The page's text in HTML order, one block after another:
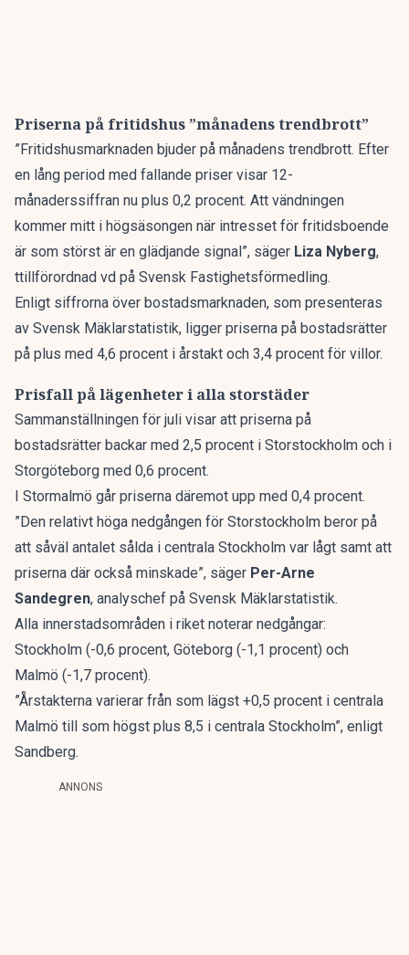
Priserna på fritidshus ”månadens trendbrott”
”Fritidshusmarknaden bjuder på månadens trendbrott. Efter
en lång period med fallande priser visar 12-
månaderssiffran nu plus 0,2 procent. Att vändningen
kommer mitt i högsäsongen när intresset för fritidsboende
är som störst är en glädjande signal”, säger Liza Nyberg,
ttillförordnad vd på Svensk Fastighetsförmedling.
Enligt siffrorna över bostadsmarknaden, som presenteras
av Svensk Mäklarstatistik, ligger priserna på bostadsrätter
på plus med 4,6 procent i årstakt och 3,4 procent för villor.
Prisfall på lägenheter i alla storstäder
Sammanställningen för juli visar att priserna på
bostadsrätter backar med 2,5 procent i Storstockholm och i
Storgöteborg med 0,6 procent.
I Stormalmö går priserna däremot upp med 0,4 procent.
”Den relativt höga nedgången för Storstockholm beror på
att såväl antalet sålda i centrala Stockholm var lågt samt att
priserna där också minskade”, säger Per-Arne
Sandegren, analyschef på Svensk Mäklarstatistik.
Alla innerstadsområden i riket noterar nedgångar:
Stockholm (-0,6 procent, Göteborg (-1,1 procent) och
Malmö (-1,7 procent).
”Årstakterna varierar från som lägst +0,5 procent i centrala
Malmö till som högst plus 8,5 i centrala Stockholm”, enligt
Sandberg.
ANNONS